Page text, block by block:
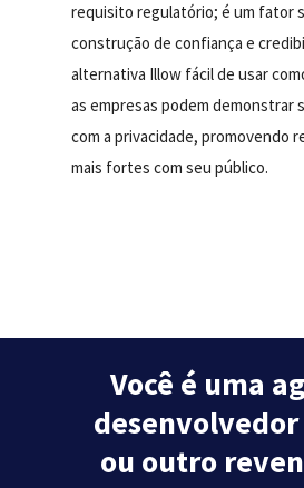
requisito regulatório; é um fator
construção de confiança e
alternativa Illow fácil de usar
as empresas podem demonstrar
com a privacidade, promovendo
mais fortes com seu público.
Você é uma
desenvolvedor
ou outro